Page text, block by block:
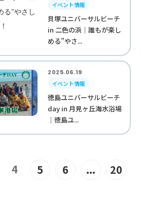
イベント情報
貝塚ユニバーサルビーチ
in 二色の浜｜誰もが楽し
める”やさ...
2025.06.19
イベント情報
徳島ユニバーサルビーチ
day in 月見ヶ丘海水浴場
｜徳島ユ...
4 5 6 ... 20